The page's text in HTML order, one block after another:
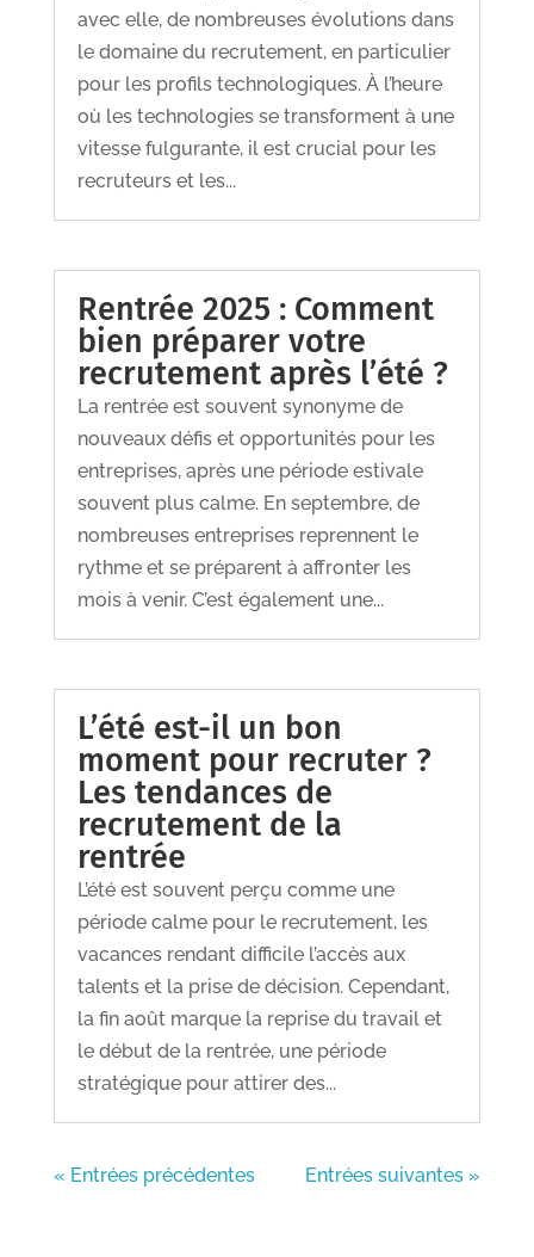
avec elle, de nombreuses évolutions dans
le domaine du recrutement, en particulier
pour les profils technologiques. À l’heure
où les technologies se transforment à une
vitesse fulgurante, il est crucial pour les
recruteurs et les...
Rentrée 2025 : Comment
bien préparer votre
recrutement après l’été ?
La rentrée est souvent synonyme de
nouveaux défis et opportunités pour les
entreprises, après une période estivale
souvent plus calme. En septembre, de
nombreuses entreprises reprennent le
rythme et se préparent à affronter les
mois à venir. C’est également une...
L’été est-il un bon
moment pour recruter ?
Les tendances de
recrutement de la
rentrée
L’été est souvent perçu comme une
période calme pour le recrutement, les
vacances rendant difficile l’accès aux
talents et la prise de décision. Cependant,
la fin août marque la reprise du travail et
le début de la rentrée, une période
stratégique pour attirer des...
« Entrées précédentes Entrées suivantes »